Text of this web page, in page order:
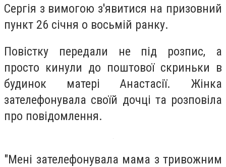
Сергія з вимогою з'явитися на призовний
пункт 26 січня о восьмій ранку.
Повістку передали не під розпис, а
просто кинули до поштової скриньки в
будинок матері Анастасії. Жінка
зателефонувала своїй дочці та розповіла
про повідомлення.
"Мені зателефонувала мама з тривожним